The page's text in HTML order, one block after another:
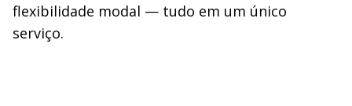
flexibilidade modal — tudo em um único
serviço.